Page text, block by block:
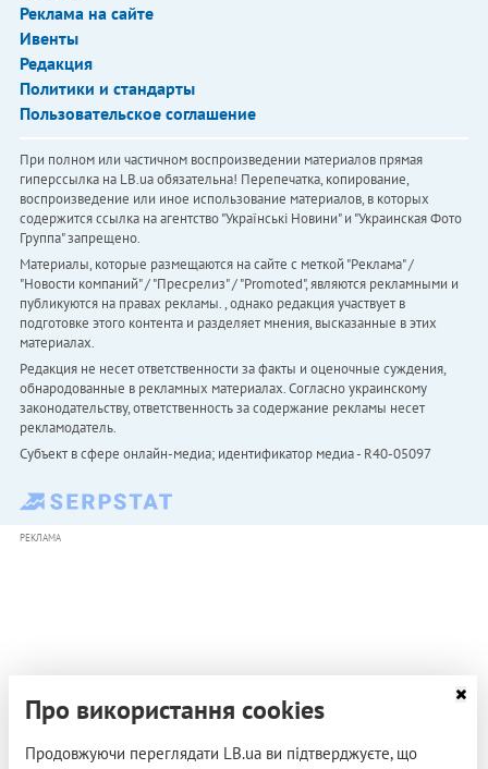
Реклама на сайте
Ивенты
Редакция
Политики и стандарты
Пользовательское соглашение
При полном или частичном воспроизведении материалов прямая
гиперссылка на LB.ua обязательна! Перепечатка, копирование,
воспроизведение или иное использование материалов, в которых
содержится ссылка на агентство "Українськi Новини" и "Украинская Фото
Группа" запрещено.
Материалы, которые размещаются на сайте с меткой "Реклама" /
"Новости компаний" / "Пресрелиз" / "Promoted", являются рекламными и
публикуются на правах рекламы. , однако редакция участвует в
подготовке этого контента и разделяет мнения, высказанные в этих
материалах.
Редакция не несет ответственности за факты и оценочные суждения,
обнародованные в рекламных материалах. Согласно украинскому
законодательству, ответственность за содержание рекламы несет
рекламодатель.
Субъект в сфере онлайн-медиа; идентификатор медиа - R40-05097
РЕКЛАМА
Про використання cookies
Продовжуючи переглядати LB.ua ви підтверджуєте, що